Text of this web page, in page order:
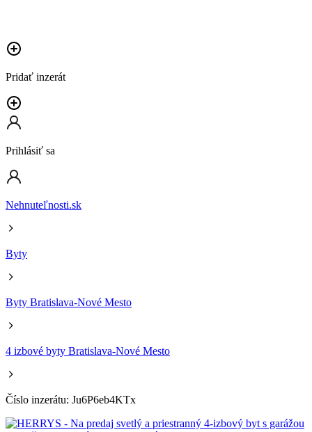
Pridať inzerát
Prihlásiť sa
Nehnuteľnosti.sk
Byty
Byty Bratislava-Nové Mesto
4 izbové byty Bratislava-Nové Mesto
Číslo inzerátu: Ju6P6eb4KTx